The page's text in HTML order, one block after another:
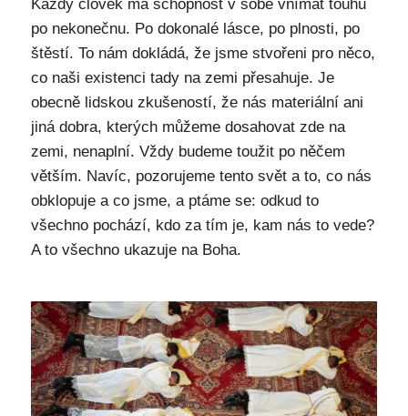
Každý člověk má schopnost v sobě vnímat touhu
po nekonečnu. Po dokonalé lásce, po plnosti, po
štěstí. To nám dokládá, že jsme stvořeni pro něco,
co naši existenci tady na zemi přesahuje. Je
obecně lidskou zkušeností, že nás materiální ani
jiná dobra, kterých můžeme dosahovat zde na
zemi, nenaplní. Vždy budeme toužit po něčem
větším. Navíc, pozorujeme tento svět a to, co nás
obklopuje a co jsme, a ptáme se: odkud to
všechno pochází, kdo za tím je, kam nás to vede?
A to všechno ukazuje na Boha.